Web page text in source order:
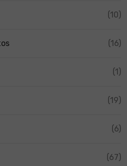
(10)
(16)
(1)
(19)
(6)
(67)